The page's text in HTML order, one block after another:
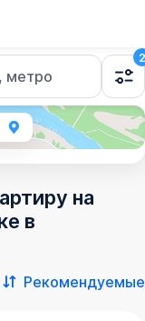
метро
2
на
в
Рекомендуемые